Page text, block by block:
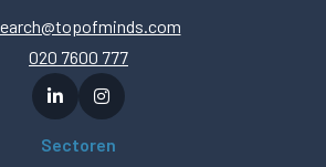
020 7600 777
Sectoren